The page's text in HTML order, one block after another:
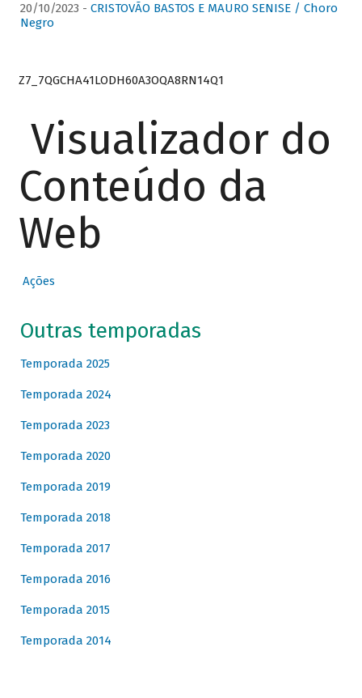
20/10/2023 - CRISTOVÃO BASTOS E MAURO SENISE / Choro
Negro
Z7_7QGCHA41LODH60A3OQA8RN14Q1
Visualizador do
Conteúdo da
Web
Ações
Outras temporadas
Temporada 2025
Temporada 2024
Temporada 2023
Temporada 2020
Temporada 2019
Temporada 2018
Temporada 2017
Temporada 2016
Temporada 2015
Temporada 2014